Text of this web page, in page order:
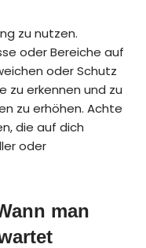
zu nutzen.
oder Bereiche auf
oder Schutz
zu erkennen und zu
zu erhöhen. Achte
die auf dich
oder
man